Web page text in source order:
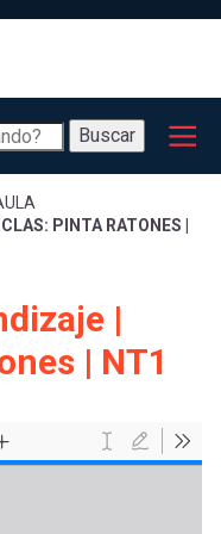
Buscar
PINTA RATONES |
|
| NT1
Inicia sesión.